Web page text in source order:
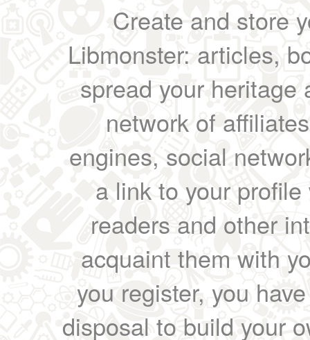
Create and store
Libmonster: articles,
spread your heritage
network of
engines, social
a link to your
readers and other
acquaint them with
you register, you
disposal to build your